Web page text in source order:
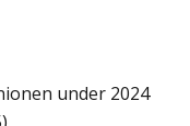
under 2024